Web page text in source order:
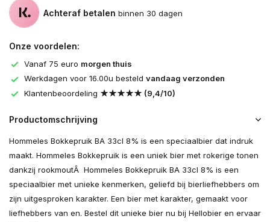
Achteraf betalen binnen 30 dagen
Onze voordelen:
Vanaf 75 euro morgen thuis
Werkdagen voor 16.00u besteld vandaag verzonden
Klantenbeoordeling ★★★★★ (9,4/10)
Productomschrijving
Hommeles Bokkepruik BA 33cl 8% is een speciaalbier dat indruk
maakt. Hommeles Bokkepruik is een uniek bier met rokerige tonen
dankzij rookmoutÂ Hommeles Bokkepruik BA 33cl 8% is een
speciaalbier met unieke kenmerken, geliefd bij bierliefhebbers om
zijn uitgesproken karakter. Een bier met karakter, gemaakt voor
liefhebbers van en. Bestel dit unieke bier nu bij Hellobier en ervaar